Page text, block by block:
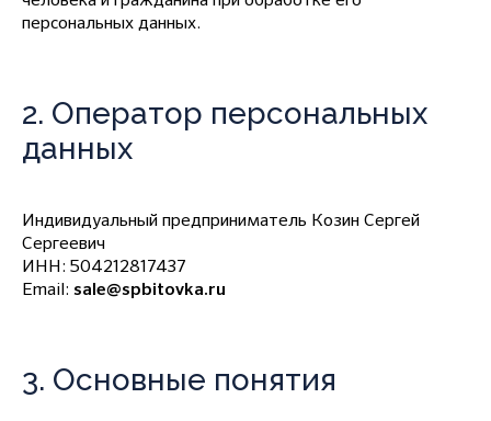
персональных данных.
2. Оператор персональных
данных
Индивидуальный предприниматель Козин Сергей
Сергеевич
ИНН: 504212817437
Email: sale@spbitovka.ru
3. Основные понятия